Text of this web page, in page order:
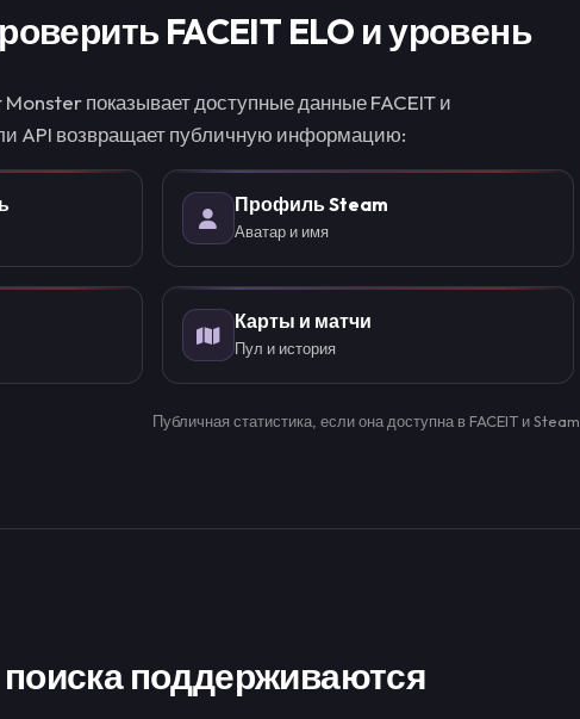
FACEIT ELO и уровень
показывает доступные данные FACEIT и
API возвращает публичную информацию:
Профиль Steam
Аватар и имя
Карты и матчи
Пул и история
Публичная статистика, если она доступна в FACEIT и Steam.
поддерживаются